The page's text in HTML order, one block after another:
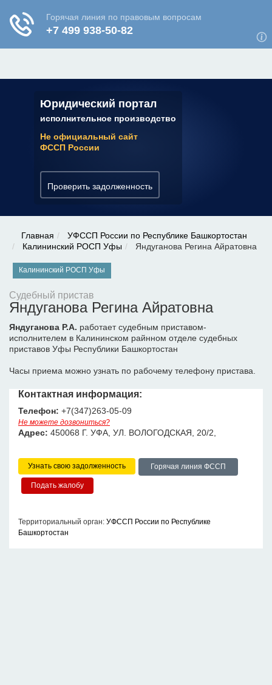
Юридический портал
исполнительное производство
Не официальный сайт
ФССП России
Проверить задолженность
✆ 7 (800) 350-22-64
Главная
УФССП России по Республике Башкортостан
Калининский РОСП Уфы
Яндуганова Регина Айратовна
Калининский РОСП Уфы
Судебный пристав
Яндуганова Регина Айратовна
Яндуганова Р.А. работает судебным приставом-
исполнителем в Калининском райнном отделе судебных
приставов Уфы Республики Башкортостан
Часы приема можно узнать по рабочему телефону пристава.
Контактная информация:
Телефон: +7(347)263-05-09
Не можете дозвониться?
Адрес: 450068 Г. УФА, УЛ. ВОЛОГОДСКАЯ, 20/2,
Узнать свою задолженность Горячая линия ФССП
Территориальный орган: УФССП России по Республике
Башкортостан